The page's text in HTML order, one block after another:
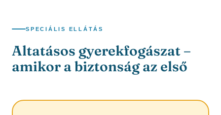
SPECIÁLIS ELLÁTÁS
Altatásos gyerekfogászat –
amikor a biztonság az első